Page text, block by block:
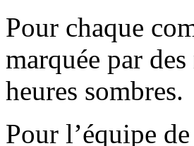
Pour chaque
marquée par
heures sombres.
Pour l’équipe